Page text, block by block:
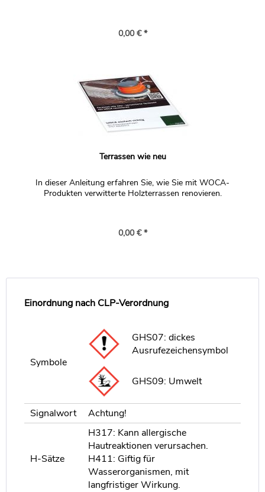
0,00 € *
Terrassen wie neu
In dieser Anleitung erfahren Sie, wie Sie mit WOCA-
Produkten verwitterte Holzterrassen renovieren.
0,00 € *
Einordnung nach CLP-Verordnung
Symbole
GHS07: dickes
Ausrufezeichensymbol
GHS09: Umwelt
Signalwort Achtung!
H-Sätze
H317: Kann allergische
Hautreaktionen verursachen.
H411: Giftig für
Wasserorganismen, mit
langfristiger Wirkung.